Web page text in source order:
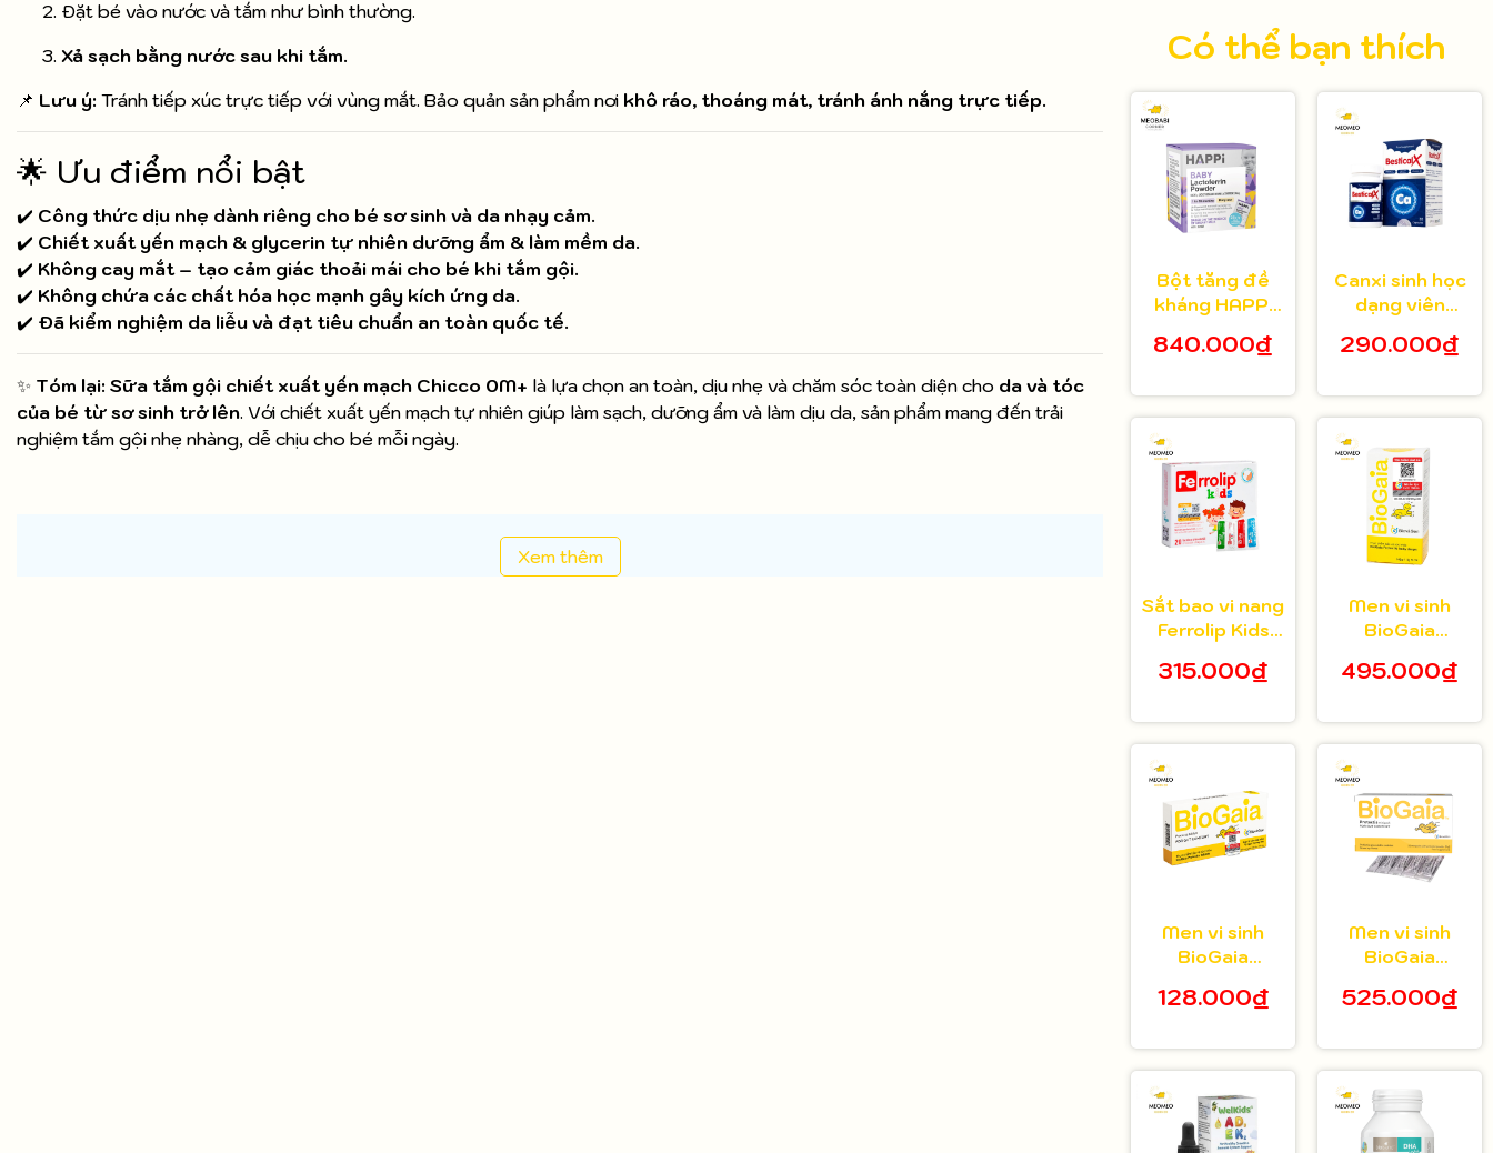
Đặt bé vào nước và tắm như bình thường.
Xả sạch bằng nước sau khi tắm.
📌 Lưu ý: Tránh tiếp xúc trực tiếp với vùng mắt. Bảo quản sản phẩm nơi khô ráo, thoáng mát, tránh ánh nắng trực tiếp.
🌟 Ưu điểm nổi bật
✔️ Công thức dịu nhẹ dành riêng cho bé sơ sinh và da nhạy cảm.
✔️ Chiết xuất yến mạch & glycerin tự nhiên dưỡng ẩm & làm mềm da.
✔️ Không cay mắt – tạo cảm giác thoải mái cho bé khi tắm gội.
✔️ Không chứa các chất hóa học mạnh gây kích ứng da.
✔️ Đã kiểm nghiệm da liễu và đạt tiêu chuẩn an toàn quốc tế.
✨ Tóm lại: Sữa tắm gội chiết xuất yến mạch Chicco 0M+ là lựa chọn an toàn, dịu nhẹ và chăm sóc toàn diện cho da và tóc
của bé từ sơ sinh trở lên. Với chiết xuất yến mạch tự nhiên giúp làm sạch, dưỡng ẩm và làm dịu da, sản phẩm mang đến trải
nghiệm tắm gội nhẹ nhàng, dễ chịu cho bé mỗi ngày.
Xem thêm
Có thể bạn thích
Bột tăng đề
kháng HAPPi
Baby Úc cho
tuổi
840.000₫
Canxi sinh học
dạng viên
bé từ 8 tuổi 30
290.000₫
Sắt bao vi nang
Ferrolip Kids
tuổi hộp 20 gói
315.000₫
Men vi sinh
BioGaia
bé 5ml
495.000₫
Men vi sinh
BioGaia
viên hộp 10
128.000₫
Men vi sinh
BioGaia
bột hộp 30 gói
525.000₫